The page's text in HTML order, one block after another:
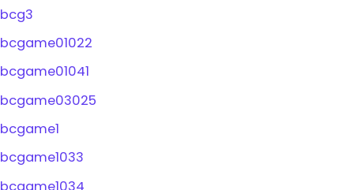
bcg3
bcgame01022
bcgame01041
bcgame03025
bcgame1
bcgame1033
bcgame1034